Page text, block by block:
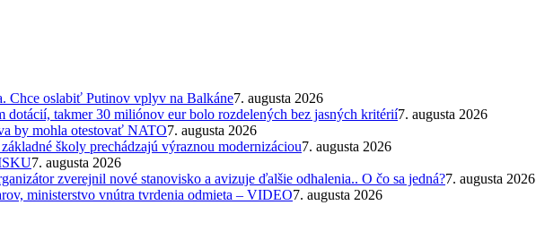
Chce oslabiť Putinov vplyv na Balkáne7. augusta 2026
dotácií, takmer 30 miliónov eur bolo rozdelených bez jasných kritérií7. augusta 2026
by mohla otestovať NATO7. augusta 2026
školy prechádzajú výraznou modernizáciou7. augusta 2026
7. augusta 2026
zverejnil nové stanovisko a avizuje ďalšie odhalenia.. O čo sa jedná?7. augusta 2026
ministerstvo vnútra tvrdenia odmieta – VIDEO7. augusta 2026